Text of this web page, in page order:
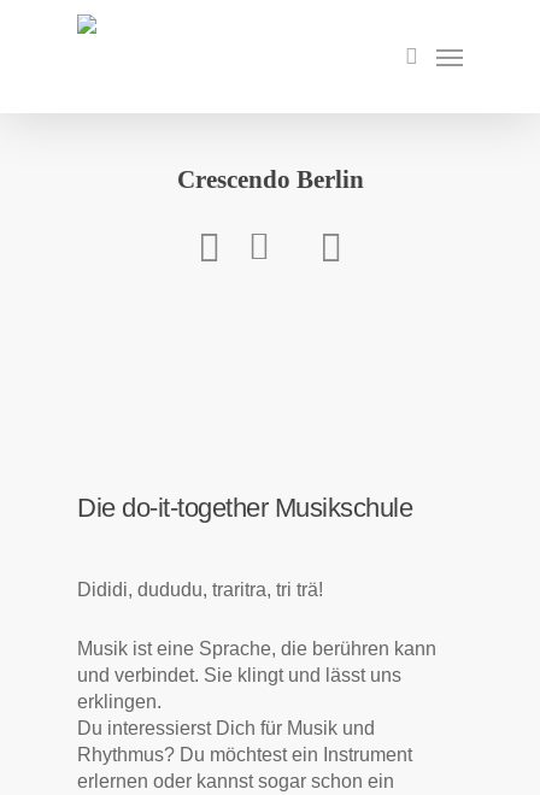
search
Menu
Crescendo Berlin
Die do-it-together Musikschule
Dididi, dududu, traritra, tri trä!
Musik ist eine Sprache, die berühren kann
und verbindet. Sie klingt und lässt uns
erklingen.
Du interessierst Dich für Musik und
Rhythmus? Du möchtest ein Instrument
erlernen oder kannst sogar schon ein